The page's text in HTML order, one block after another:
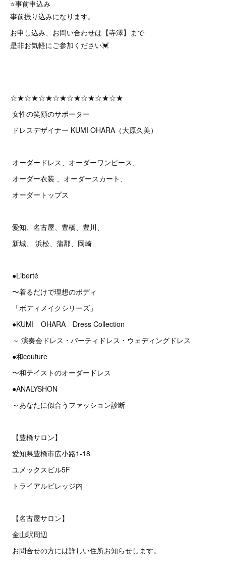
⭐️事前申込み
事前振り込みになります。
お申し込み、お問い合わせは【寺澤】まで
是非お気軽にご参加ください💓
☆★☆★☆★☆★☆★☆★☆★☆★
女性の笑顔のサポーター
ドレスデザイナー KUMI OHARA（大原久美）
オーダードレス、オーダーワンピース、
オーダー衣装 、オーダースカート、
オーダートップス
愛知、名古屋、豊橋、豊川、
新城、 浜松、蒲郡、岡崎
●Liberté
〜着るだけで理想のボディ
「ボディメイクシリーズ」
●KUMI OHARA Dress Collection
～ 演奏会ドレス・パーティドレス・ウェディングドレス
●和couture
〜和テイストのオーダードレス
●ANALYSHON
～あなたに似合うファッション診断
【豊橋サロン】
愛知県豊橋市広小路1-18
ユメックスビル5F
トライアルビレッジ内
【名古屋サロン】
金山駅周辺
お問合せの方には詳しい住所お知らせします。